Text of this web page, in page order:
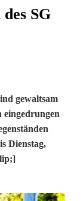
SG
gewaltsam
eingedrungen
Dienstag,